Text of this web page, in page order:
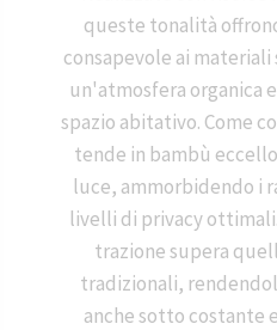
queste tonalità
consapevole ai
un'atmosfera organica
spazio abitativo. Come
tende in bambù
luce, ammorbidendo i
livelli di privacy
trazione supera
tradizionali,
anche sotto costante